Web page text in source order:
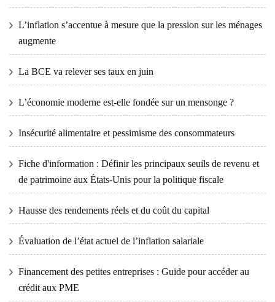
L’inflation s’accentue à mesure que la pression sur les ménages
augmente
La BCE va relever ses taux en juin
L’économie moderne est-elle fondée sur un mensonge ?
Insécurité alimentaire et pessimisme des consommateurs
Fiche d'information : Définir les principaux seuils de revenu et
de patrimoine aux États-Unis pour la politique fiscale
Hausse des rendements réels et du coût du capital
Évaluation de l’état actuel de l’inflation salariale
Financement des petites entreprises : Guide pour accéder au
crédit aux PME